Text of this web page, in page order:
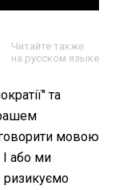
Читайте также
на русском языке
та
говорити мовою
І або ми
ризикуємо